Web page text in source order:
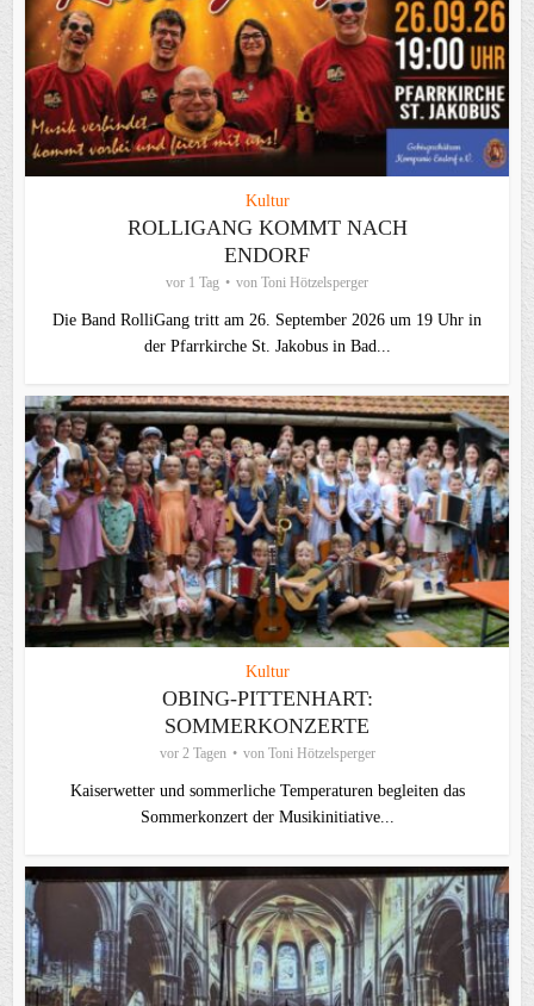
Kultur
ROLLIGANG KOMMT NACH
ENDORF
vor 1 Tag von Toni Hötzelsperger
Die Band RolliGang tritt am 26. September 2026 um 19 Uhr in
der Pfarrkirche St. Jakobus in Bad...
Kultur
OBING-PITTENHART:
SOMMERKONZERTE
vor 2 Tagen von Toni Hötzelsperger
Kaiserwetter und sommerliche Temperaturen begleiten das
Sommerkonzert der Musikinitiative...